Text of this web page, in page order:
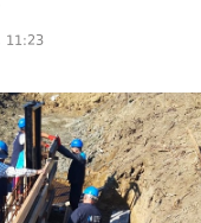
11:23